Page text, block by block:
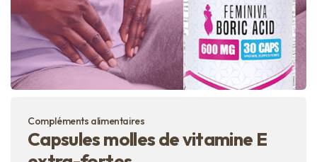
Compléments alimentaires
Capsules molles de vitamine E